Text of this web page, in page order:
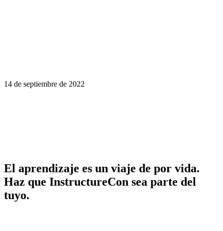
14 de septiembre de 2022
El aprendizaje es un viaje de por vida.
Haz que InstructureCon sea parte del
tuyo.